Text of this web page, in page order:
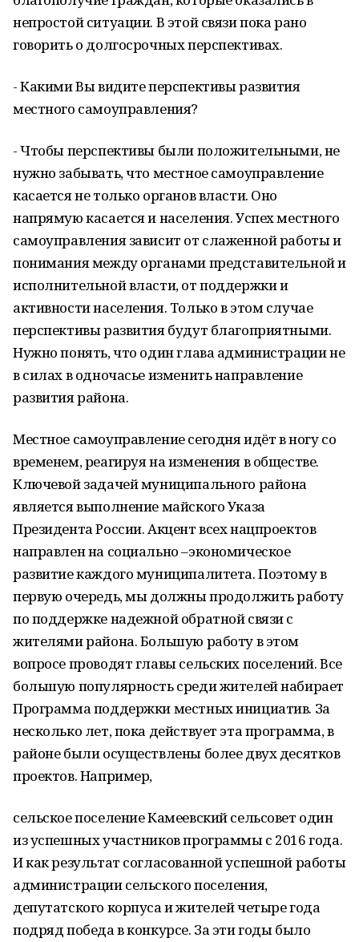
непростой ситуации. В этой связи пока рано
говорить о долгосрочных перспективах.
- Какими Вы видите перспективы развития
местного самоуправления?
- Чтобы перспективы были положительными, не
нужно забывать, что местное самоуправление
касается не только органов власти. Оно
напрямую касается и населения. Успех местного
самоуправления зависит от слаженной работы и
понимания между органами представительной и
исполнительной власти, от поддержки и
активности населения. Только в этом случае
перспективы развития будут благоприятными.
Нужно понять, что один глава администрации не
в силах в одночасье изменить направление
развития района.
Местное самоуправление сегодня идёт в ногу со
временем, реагируя на изменения в обществе.
Ключевой задачей муниципального района
является выполнение майского Указа
Президента России. Акцент всех нацпроектов
направлен на социально –экономическое
развитие каждого муниципалитета. Поэтому в
первую очередь, мы должны продолжить работу
по поддержке надежной обратной связи с
жителями района. Большую работу в этом
вопросе проводят главы сельских поселений. Все
большую популярность среди жителей набирает
Программа поддержки местных инициатив. За
несколько лет, пока действует эта программа, в
районе были осуществлены более двух десятков
проектов. Например,
сельское поселение Камеевский сельсовет один
из успешных участников программы с 2016 года.
И как результат согласованной успешной работы
администрации сельского поселения,
депутатского корпуса и жителей четыре года
подряд победа в конкурсе. За эти годы было